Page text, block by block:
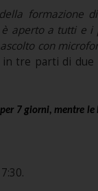
formazione
aperto a tutti e i
con
tre parti di due
7 giorni, mentre le